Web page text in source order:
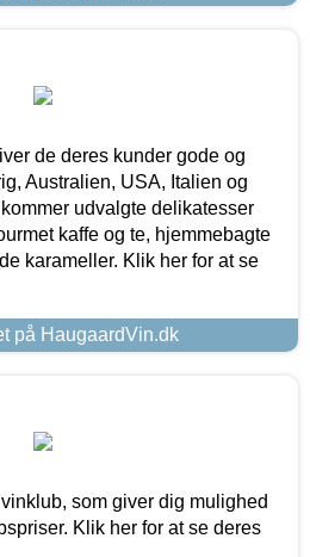
de deres kunder gode og
Australien, USA, Italien og
udvalgte delikatesser
kaffe og te, hjemmebagte
karameller. Klik her for at se
på HaugaardVin.dk
som giver dig mulighed
Klik her for at se deres